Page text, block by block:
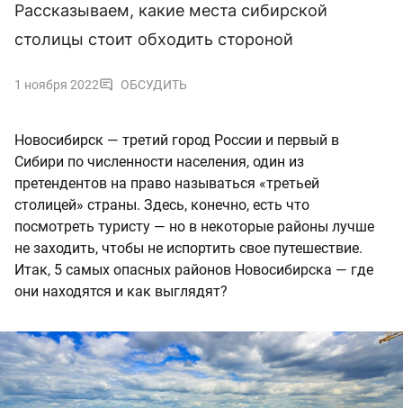
Рассказываем, какие места сибирской
столицы стоит обходить стороной
1 ноября 2022 ОБСУДИТЬ
Новосибирск — третий город России и первый в
Сибири по численности населения, один из
претендентов на право называться «третьей
столицей» страны. Здесь, конечно, есть что
посмотреть туристу — но в некоторые районы лучше
не заходить, чтобы не испортить свое путешествие.
Итак, 5 самых опасных районов Новосибирска — где
они находятся и как выглядят?